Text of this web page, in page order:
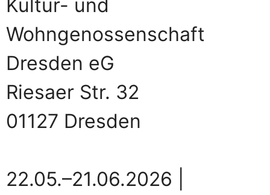
Kultur- und
Wohngenossenschaft
Dresden eG
Riesaer Str. 32
01127 Dresden
22.05.–21.06.2026 |